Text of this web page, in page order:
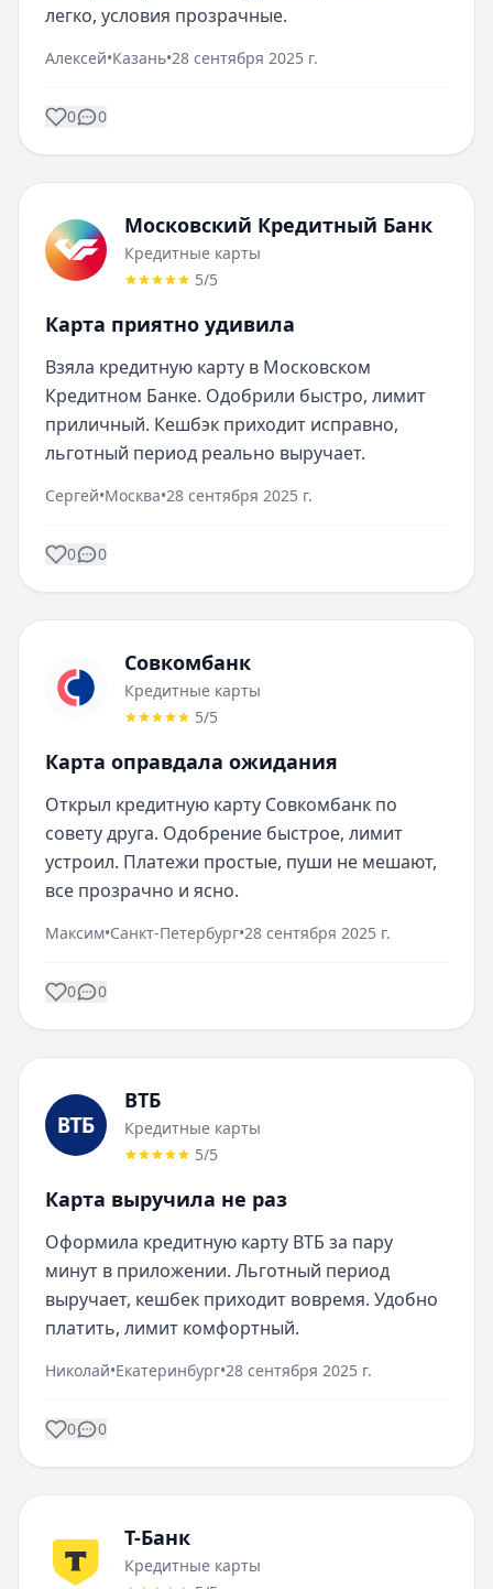
легко, условия прозрачные.
Алексей•Казань•28 сентября 2025 г.
0 0
Московский Кредитный Банк
Кредитные карты
5/5
Карта приятно удивила
Взяла кредитную карту в Московском
Кредитном Банке. Одобрили быстро, лимит
приличный. Кешбэк приходит исправно,
льготный период реально выручает.
Сергей•Москва•28 сентября 2025 г.
0 0
Совкомбанк
Кредитные карты
5/5
Карта оправдала ожидания
Открыл кредитную карту Совкомбанк по
совету друга. Одобрение быстрое, лимит
устроил. Платежи простые, пуши не мешают,
все прозрачно и ясно.
Максим•Санкт-Петербург•28 сентября 2025 г.
0 0
ВТБ
Кредитные карты
5/5
Карта выручила не раз
Оформила кредитную карту ВТБ за пару
минут в приложении. Льготный период
выручает, кешбек приходит вовремя. Удобно
платить, лимит комфортный.
Николай•Екатеринбург•28 сентября 2025 г.
0 0
Т-Банк
Кредитные карты